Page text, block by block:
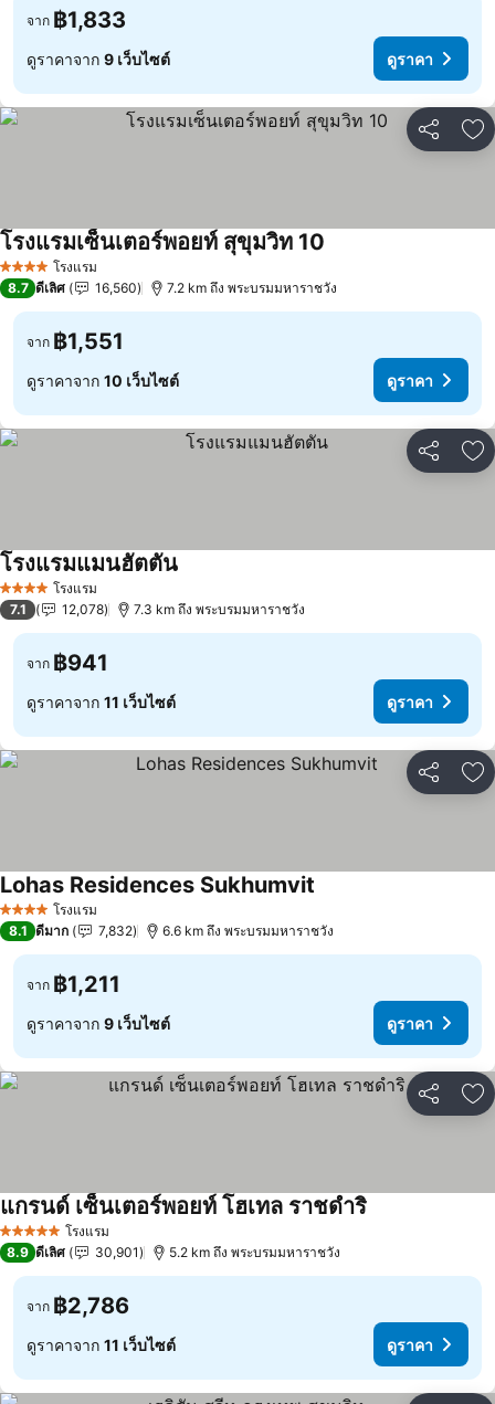
จาก ฿1,833
ดูราคาจาก 9 เว็บไซต์ ดูราคา
แชร์ เ
4 ดาว โรงแรม
โรงแรมเซ็นเตอร์พอยท์ สุขุมวิท 10
8.7 ดีเลิศ 16,560 7.2 km ถึง พระบรมมหาราชวัง
จาก ฿1,551
ดูราคาจาก 10 เว็บไซต์ ดูราคา
แชร์ เ
4 ดาว โรงแรม
โรงแรมแมนฮัตตัน
7.1 12,078 7.3 km ถึง พระบรมมหาราชวัง
จาก ฿941
ดูราคาจาก 11 เว็บไซต์ ดูราคา
แชร์ เ
4 ดาว โรงแรม
Lohas Residences Sukhumvit
8.1 ดีมาก 7,832 6.6 km ถึง พระบรมมหาราชวัง
จาก ฿1,211
ดูราคาจาก 9 เว็บไซต์ ดูราคา
แชร์ เ
5 ดาว โรงแรม
แกรนด์ เซ็นเตอร์พอยท์ โฮเทล ราชดำริ
8.9 ดีเลิศ 30,901 5.2 km ถึง พระบรมมหาราชวัง
จาก ฿2,786
ดูราคาจาก 11 เว็บไซต์ ดูราคา